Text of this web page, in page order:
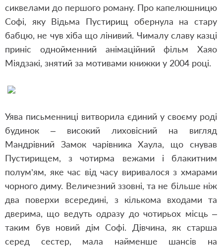
сиквелами до першого роману. Про капелюшницю
Софі, яку Відьма Пустирищ обернула на стару
бабцю, не чув хіба що лінивий. Чималу славу казці
приніс однойменний анімаційний фільм Хаяо
Міядзакі, знятий за мотивами книжки у 2004 році.
Уява письменниці витворила єдиний у своєму роді
будинок – високий лиховісний на вигляд
Мандрівний Замок чарівника Хаула, що снував
Пустирищем, з чотирма вежами і блакитним
полум’ям, яке час від часу виривалося з хмарами
чорного диму. Величезний ззовні, та не більше ніж
два поверхи всередині, з кількома входами та
дверима, що ведуть одразу до чотирьох місць –
таким був новий дім Софі. Дівчина, як старша
серед сестер, мала найменше шансів на